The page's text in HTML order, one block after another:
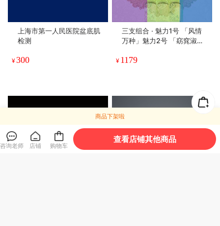
上海市第一人民医院盆底肌
检测
¥300
三支组合 · 魅力1号 「风情
万种」魅力2号 「窈窕淑
pa留香按摩精纯油定制款丨
¥ 1179
商品下架啦
咨询老师 店铺 购物车
查看店铺其他商品